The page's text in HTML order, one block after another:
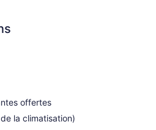
offertes
la climatisation)